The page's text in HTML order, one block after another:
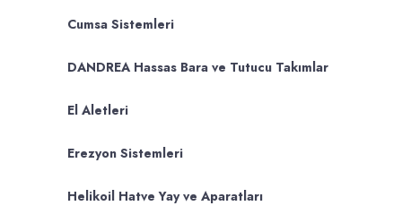
Cumsa Sistemleri
DANDREA Hassas Bara ve Tutucu Takımlar
El Aletleri
Erezyon Sistemleri
Helikoil Hatve Yay ve Aparatları